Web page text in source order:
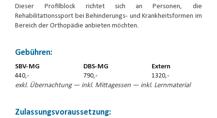
Dieser Profilblock richtet sich an Personen, die
Rehabilitationssport bei Behinderungs- und Krankheitsformen im
Bereich der Orthopädie anbieten möchten.
Gebühren:
SBV-MG DBS-MG
Extern
440,-
790,-
1320,-
exkl. Übernachtung — inkl. Mittagessen — inkl. Lernmaterial
Zulassungsvoraussetzung: